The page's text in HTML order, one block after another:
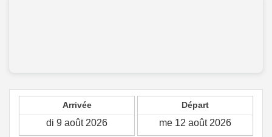
Arrivée Départ